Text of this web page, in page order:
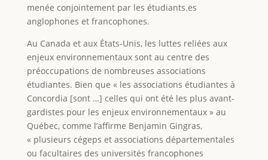
menée conjointement par les étudiants.es
anglophones et francophones.
Au Canada et aux États-Unis, les luttes reliées aux
enjeux environnementaux sont au centre des
préoccupations de nombreuses associations
étudiantes. Bien que « les associations étudiantes à
Concordia [sont …] celles qui ont été les plus avant-
gardistes pour les enjeux environnementaux » au
Québec, comme l’affirme Benjamin Gingras,
« plusieurs cégeps et associations départementales
ou facultaires des universités francophones